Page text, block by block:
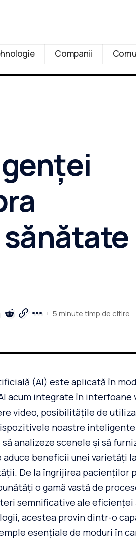
Companii
5 minute timp de citire
(AI) este aplicată în
acum integrate în interfoane
video, posibilitățile de
noastre
analizeze scenele și să
aduce beneficii unei varietăți
De la îngrijirea pacienților
o gamă vastă de
semnificative ale
acestea provin dintr-o
esențiale de moduri în